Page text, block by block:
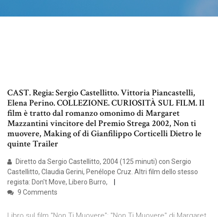
CAST. Regia: Sergio Castellitto. Vittoria Piancastelli,
Elena Perino. COLLEZIONE. CURIOSITÀ SUL FILM. Il
film è tratto dal romanzo omonimo di Margaret
Mazzantini vincitore del Premio Strega 2002, Non ti
muovere, Making of di Gianfilippo Corticelli Dietro le
quinte Trailer
Diretto da Sergio Castellitto, 2004 (125 minuti) con Sergio
Castellitto, Claudia Gerini, Penélope Cruz. Altri film dello stesso
regista: Don't Move, Libero Burro,
9 Comments